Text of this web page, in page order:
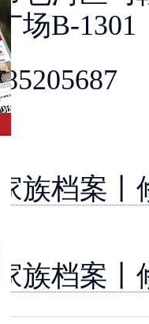
场B-1301
族档案丨
族档案丨